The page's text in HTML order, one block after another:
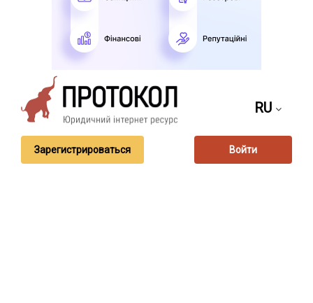
RU
Зарегистрироваться Войти